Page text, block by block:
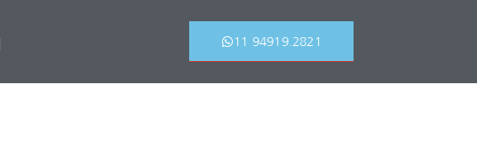
11 94919.2821